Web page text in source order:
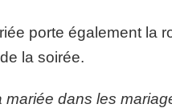
porte également la
la soirée.
dans les